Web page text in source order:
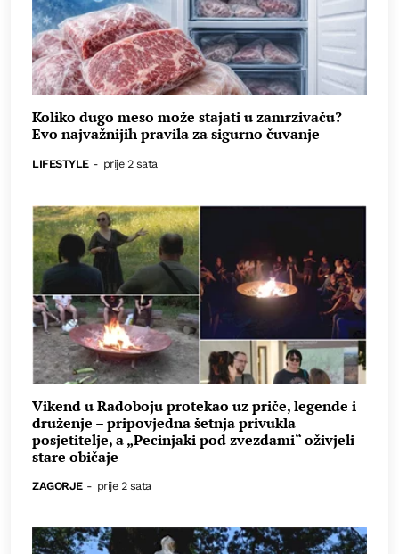
Koliko dugo meso može stajati u zamrzivaču?
Evo najvažnijih pravila za sigurno čuvanje
LIFESTYLE - prije 2 sata
Vikend u Radoboju protekao uz priče, legende i
druženje – pripovjedna šetnja privukla
posjetitelje, a „Pecinjaki pod zvezdami“ oživjeli
stare običaje
ZAGORJE - prije 2 sata